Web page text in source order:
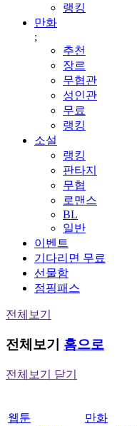
랭킹
만화
;
추천
장르
무협관
성인관
무료
랭킹
소설
랭킹
판타지
무협
로맨스
BL
일반
이벤트
기다리면 무료
선물함
점핑패스
전체보기
전체보기 홈으로
전체보기 닫기
웹툰
만화